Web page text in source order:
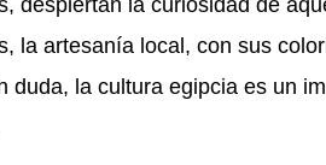
despiertan la curiosidad de
la artesanía local, con sus
la cultura egipcia es un